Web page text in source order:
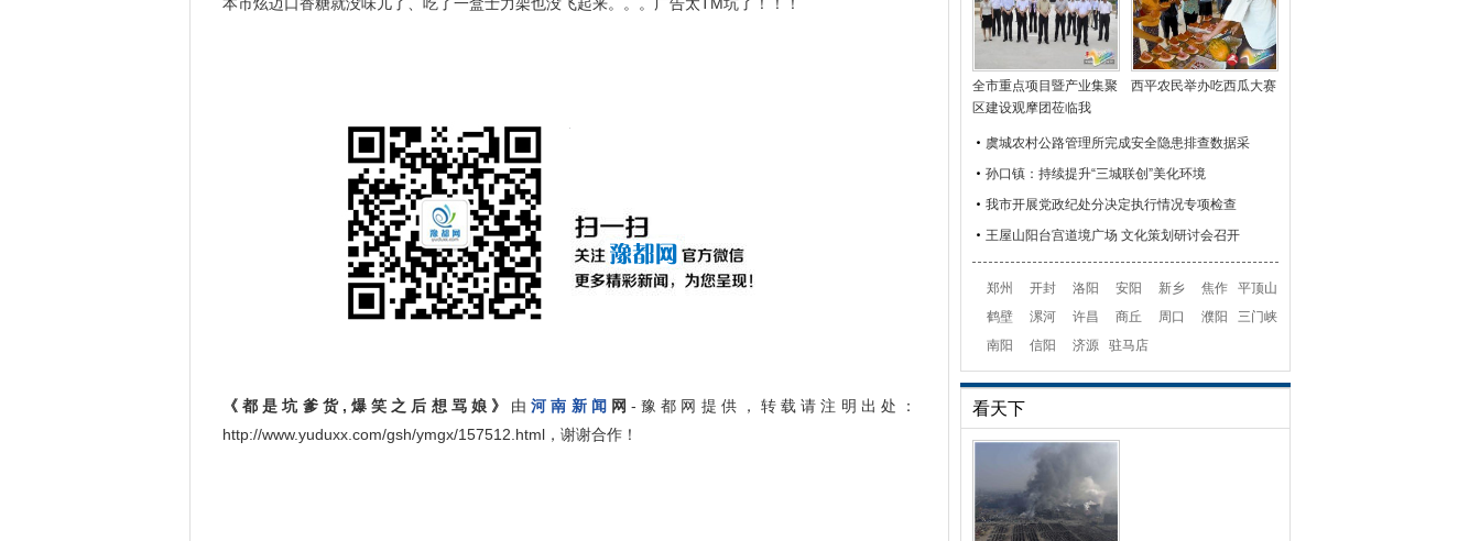
《都是坑爹货,爆笑之后想骂娘》 由河南新闻 网-豫都网提供，转载请注明出处：
http://www.yuduxx.com/gsh/ymgx/157512.html，谢谢合作！
全市重点项目暨产业集聚
区建设观摩团莅临我
西平农民举办吃西瓜大赛
虞城农村公路管理所完成安全隐患排查数据采
孙口镇：持续提升“三城联创”美化环境
我市开展党政纪处分决定执行情况专项检查
王屋山阳台宫道境广场 文化策划研讨会召开
郑州 开封 洛阳 安阳 新乡 焦作
平顶山
鹤壁
漯河 许昌 商丘 周口 濮阳
三门峡
南阳
信阳 济源 驻马店
看天下